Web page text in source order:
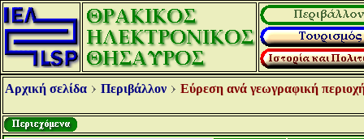
Αρχική σελίδα Περιβάλλον Εύρεση ανά γεωγραφική